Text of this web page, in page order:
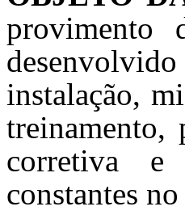
provimento
instalação,
treinamento,
corretiva e
constantes